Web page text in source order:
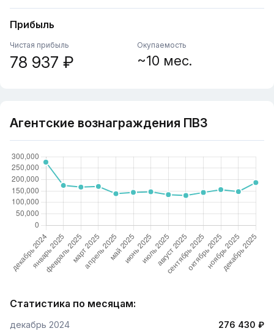
Прибыль
Чистая прибыль
78 937 ₽
Окупаемость
~10 мес.
Агентские вознаграждения ПВЗ
Статистика по месяцам:
декабрь 2024 276 430 ₽